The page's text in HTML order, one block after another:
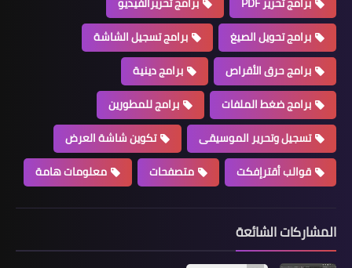
برامج تحويل الصيغ
برامج تسجيل الشاشة
برامج حرق الأقراص
برامج دينية
برامج ضغط الملفات
برامج للمطورين
تسجيل وتحرير الموسيقى
تكوين شاشة العرض
قوالب أقترإفكت
متصفحات معلومات هامة
المشاركات الشائعة